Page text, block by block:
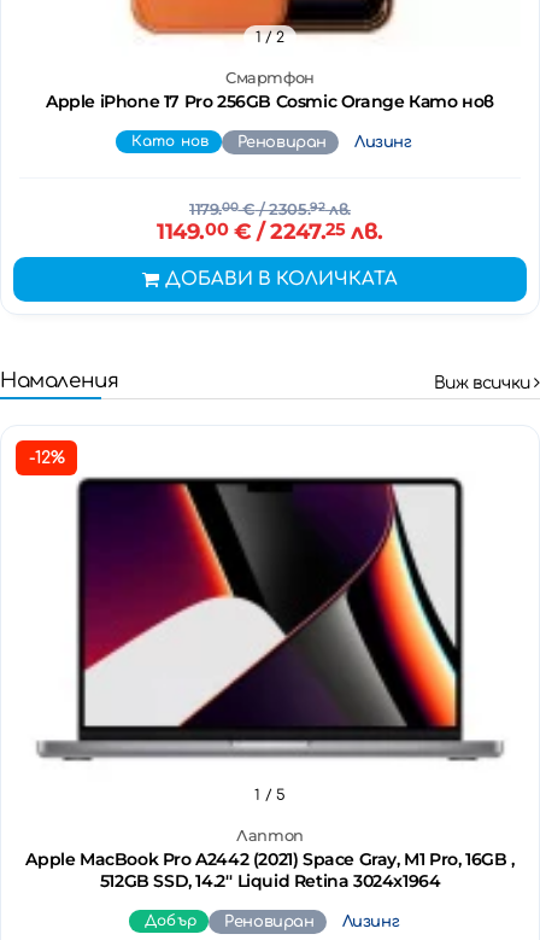
Смартфон
Apple iPhone 17 Pro 256GB Cosmic Orange Като нов
1/ 2
Като нов Реновиран Лизинг
1179.00€/ 2305.92лв.
1149.00€ / 2247.25лв.
ДОБАВИ В КОЛИЧКАТА
Намаления Виж всички
-12%
Лаптоп
Apple MacBook Pro A2442 (2021) Space Gray, M1 Pro, 16GB ,
512GB SSD, 14.2'' Liquid Retina 3024x1964
1 / 5
Добър Реновиран Лизинг